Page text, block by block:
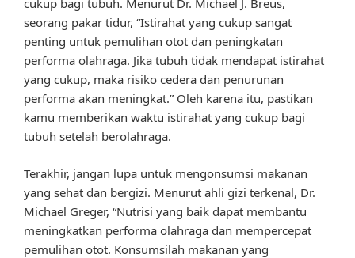
cukup bagi tubuh. Menurut Dr. Michael J. Breus,
seorang pakar tidur, “Istirahat yang cukup sangat
penting untuk pemulihan otot dan peningkatan
performa olahraga. Jika tubuh tidak mendapat istirahat
yang cukup, maka risiko cedera dan penurunan
performa akan meningkat.” Oleh karena itu, pastikan
kamu memberikan waktu istirahat yang cukup bagi
tubuh setelah berolahraga.
Terakhir, jangan lupa untuk mengonsumsi makanan
yang sehat dan bergizi. Menurut ahli gizi terkenal, Dr.
Michael Greger, “Nutrisi yang baik dapat membantu
meningkatkan performa olahraga dan mempercepat
pemulihan otot. Konsumsilah makanan yang